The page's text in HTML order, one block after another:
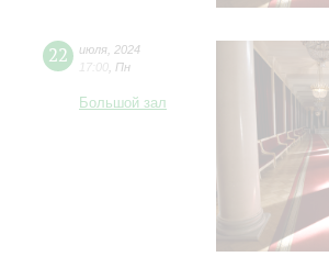
22 июля 2024
17:00 Пн
Большой зал